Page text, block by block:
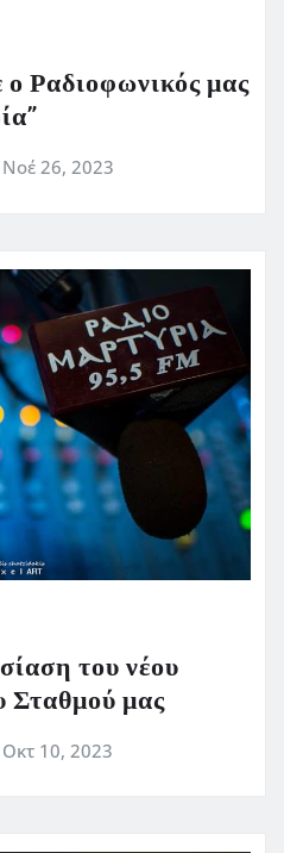
ο Ραδιοφωνικός μας
Νοέ 26, 2023
του νέου
Σταθμού μας
Οκτ 10, 2023